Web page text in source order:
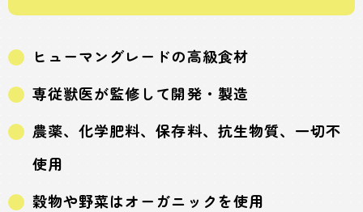
ヒューマングレードの高級食材
専従獣医が監修して開発・製造
農薬、化学肥料、保存料、抗生物質、一切不
使用
穀物や野菜はオーガニックを使用